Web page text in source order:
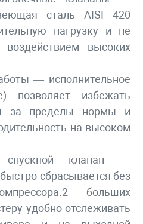
сталь AISI 420
нагрузку и не
воздействием высоких
— исполнительное
позволяет избежать
за пределы нормы и
на высоком
спускной клапан —
сбрасывается без
больших
удобно отслеживать